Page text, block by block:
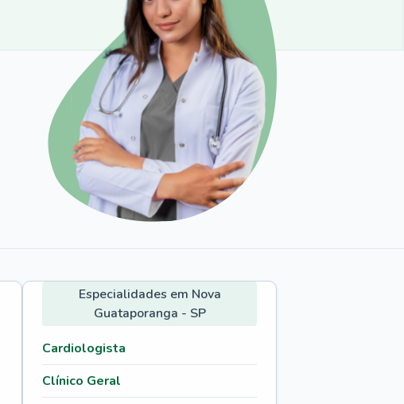
Especialidades em Nova
Guataporanga - SP
Cardiologista
Clínico Geral